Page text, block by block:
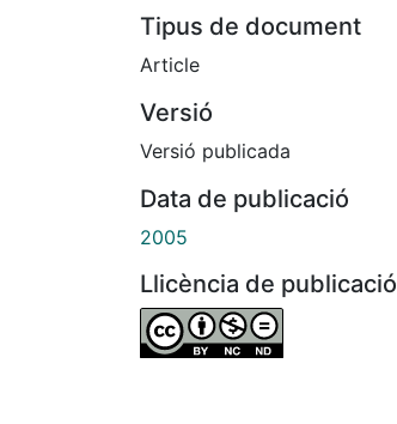
Tipus de document
Article
Versió
Versió publicada
Data de publicació
2005
Llicència de publicació